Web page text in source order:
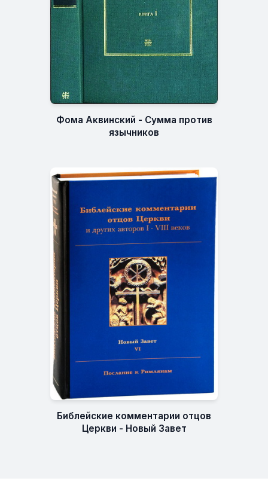
Фома Аквинский - Сумма против
язычников
Библейские комментарии отцов
Церкви - Новый Завет